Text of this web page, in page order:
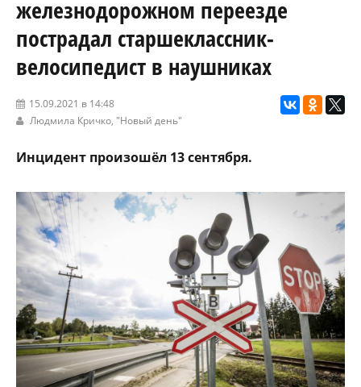
железнодорожном переезде
пострадал старшеклассник-
велосипедист в наушниках
15.09.2021 в 14:48
Людмила Кричко, "Новый день"
Инцидент произошёл 13 сентября.